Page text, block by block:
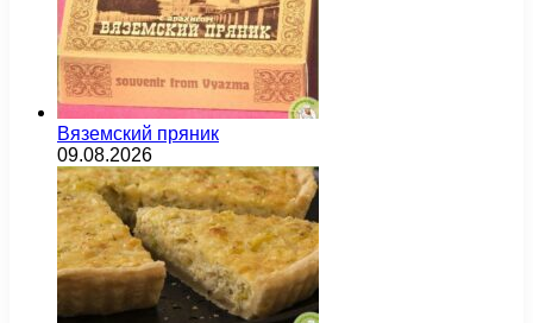
Вяземский пряник
09.08.2026